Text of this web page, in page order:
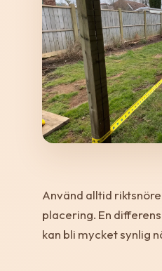
Använd alltid
placering. En
kan bli mycket synlig